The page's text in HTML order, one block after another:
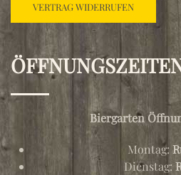
VERTRAG WIDERRUFEN
Biergarten
Montag:
Dienstag: